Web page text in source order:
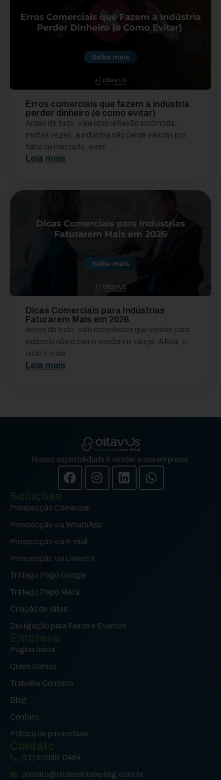
Erros comerciais que fazem a indústria
perder dinheiro (e como evitar)
Antes de tudo, vale uma reflexão incômoda:
muitas vezes, a indústria não perde vendas por
falta de mercado, e sim...
Leia mais
Dicas Comerciais para Indústrias
Faturarem Mais em 2026
Antes de tudo, vale reconhecer que vender para
indústria não é como vender no varejo. Afinal, o
ciclo é mais...
Leia mais
Nossa especialidade é vender a sua empresa.
Prospecção Comercial
Prospecção via WhatsApp
Prospecção via E-mail
Prospecção via LinkedIn
Tráfego Pago Google
Tráfego Pago Meta
Criação de Sites
Divulgação para Feiras e Eventos
Página Inicial
Quem Somos
Trabalhe Conosco
Blog
Contato
Política de privacidade
(11) 97068-0464
contato@oitavusmarketing.com.br